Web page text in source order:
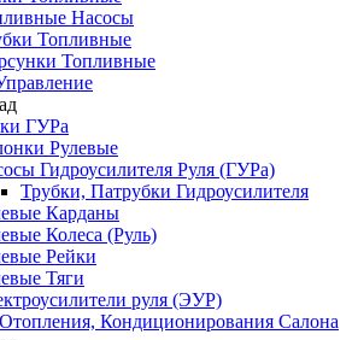
Насосы
Топливные
Топливные
ГУРа
Рулевые
Гидроусилителя Руля (ГУРа)
Трубки, Патрубки Гидроусилителя
Карданы
Колеса (Руль)
Рейки
Тяги
руля (ЭУР)
Кондиционирования Салона